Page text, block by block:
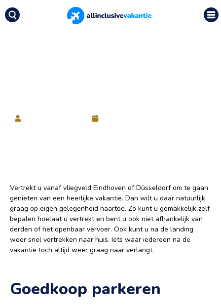
Vertrekt u vanaf vliegveld Eindhoven of Düsseldorf om te gaan
genieten van een heerlijke vakantie. Dan wilt u daar natuurlijk
graag op eigen gelegenheid naartoe. Zo kunt u gemakkelijk zelf
bepalen hoelaat u vertrekt en bent u ook niet afhankelijk van
derden of het openbaar vervoer. Ook kunt u na de landing
weer snel vertrekken naar huis. Iets waar iedereen na de
vakantie toch altijd weer graag naar verlangt.
Goedkoop parkeren